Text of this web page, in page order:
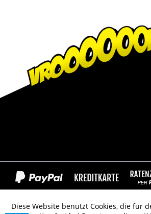
Diese Website benutzt Cookies, die für